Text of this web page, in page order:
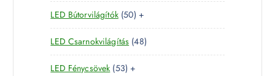
k
r
m
é
k
r
é
t
e
r
m
LED Bútorvilágítók 505
0
t
e
r
+
LED Csarnokvilágítás 484
8
LED Fénycsövek 535 +